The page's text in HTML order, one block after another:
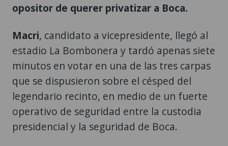
opositor de querer privatizar a Boca.
Macri, candidato a vicepresidente, llegó al
estadio La Bombonera y tardó apenas siete
minutos en votar en una de las tres carpas
que se dispusieron sobre el césped del
legendario recinto, en medio de un fuerte
operativo de seguridad entre la custodia
presidencial y la seguridad de Boca.